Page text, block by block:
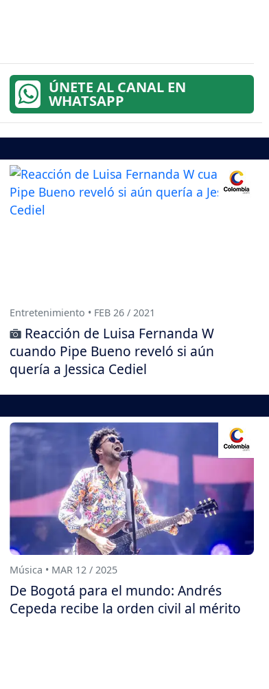
ÚNETE AL CANAL EN
WHATSAPP
Entretenimiento • FEB 26 / 2021
Reacción de Luisa Fernanda W
cuando Pipe Bueno reveló si aún
quería a Jessica Cediel
Música • MAR 12 / 2025
De Bogotá para el mundo: Andrés
Cepeda recibe la orden civil al mérito